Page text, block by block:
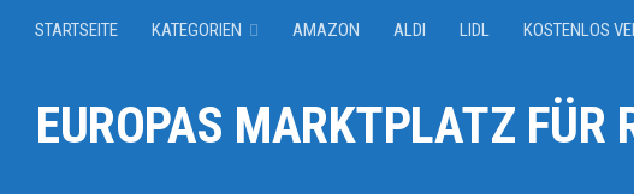
STARTSEITE KATEGORIEN AMAZON ALDI LIDL KOSTENLOS
EUROPAS MARKTPLATZ FÜR